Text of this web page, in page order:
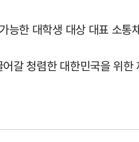
한 대학생 대상 대표 소통
청렴한 대한민국을 위한